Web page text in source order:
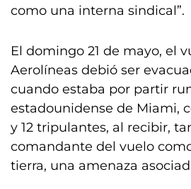
como una interna sindical”.
El domingo 21 de mayo, el
Aerolíneas debió ser
cuando estaba por partir
estadounidense de Miami,
y 12 tripulantes, al recibir,
comandante del vuelo
tierra, una amenaza